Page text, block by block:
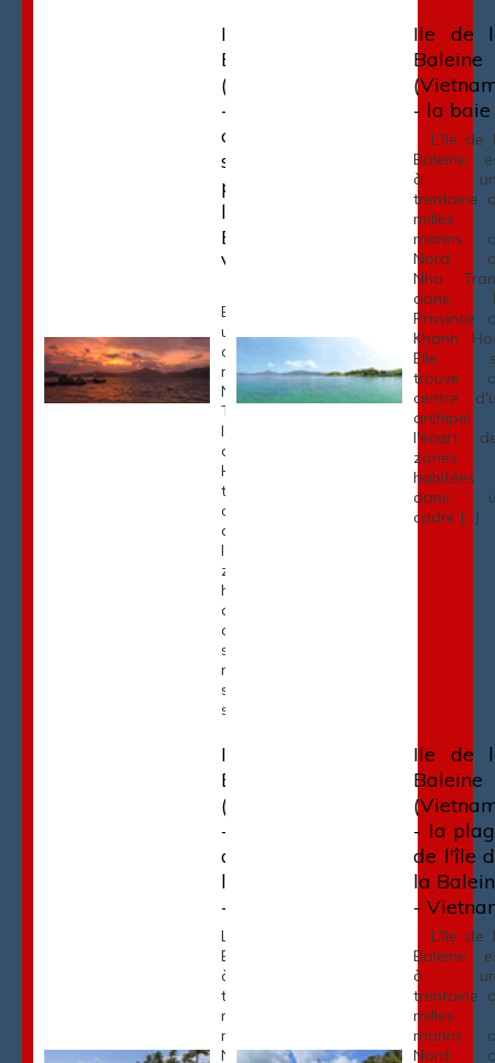
Ile de la
Baleine
(Vietnam)
-
crépuscule
sur la
plage de
l'île de la
Baleine -
Vietnam
Baleine est à
une trentaine
de milles
marins au
Nord de Nha
Trang dans
la Province
de Khanh
Hoa. Elle se
trouve au
centre d'un
archipel à
l'écart des
zones
habitées
dans un
cadre
sauvage qui
mérite à lui
seul le
séjour. […]
Ile de
Baleine
- la baie
L'Ile de
Baleine
à
trentaine
milles
marins
Nord
Nha
dans
Province
Khanh
Elle
trouve
centre
archipel
l'écart
zones
habitées
dans
cadre […]
Ile de la
Baleine
(Vietnam)
- la jetée
de l'île de
la Baleine
- Vietnam
L'Ile de la
Baleine est
à une
trentaine de
milles
marins au
Nord de
Ile de
Baleine
- la
de l'île
la
-
L'Ile de
Baleine
à
trentaine
milles
marins
Nord